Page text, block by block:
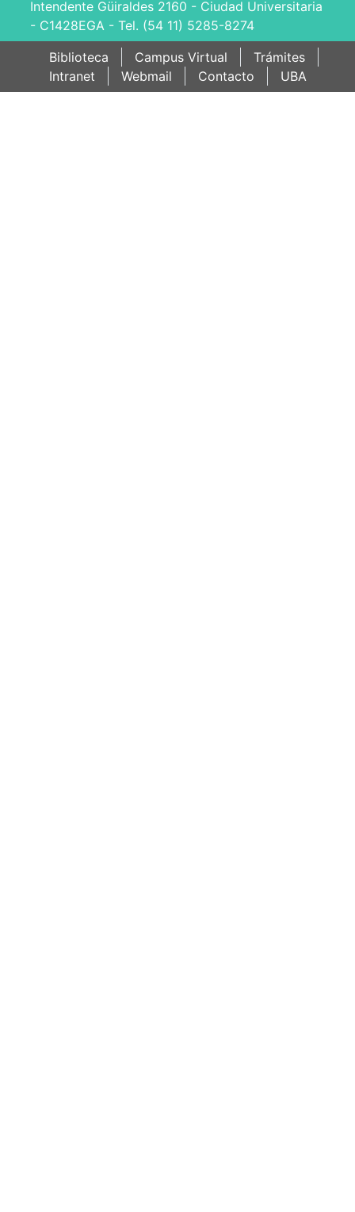
Intendente Güiraldes 2160 - Ciudad Universitaria
- C1428EGA - Tel. (54 11) 5285-8274
Biblioteca
Campus Virtual
Trámites
Intranet
Webmail Contacto UBA